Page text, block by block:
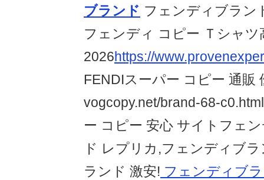
ブランド フェンディブラン
フェンディ コピー Ｔシャツ
2026https://
FENDIスーパー コピー 通販
vogcopy.net/brand-68-
ー コピー 安心 サイトフェ
ド レプリカ,フェンディブ
ランド 激安! フェンディブ